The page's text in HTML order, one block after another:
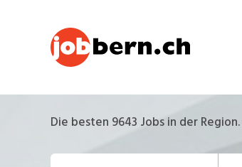
Die besten 9643 Jobs in der Region.